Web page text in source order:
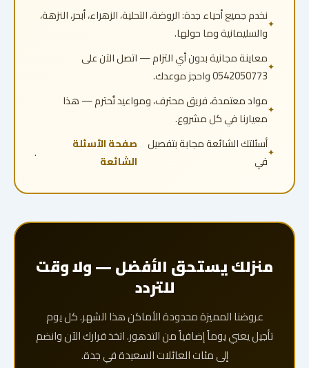
نخدم جميع أحياء جدة: الروضة، التحلية، الزهراء، أبحر، النزهة،
والسليمانية وما حولها.
معاينة مجانية بدون أي التزام — اتصل الآن على
0542050773 واحجز موعدك.
مواد معتمدة، فريق محترف، ومواعيد تُحترم — هذا
معيارنا في كل مشروع.
أسئلتك الشائعة مجابة بتفصيل
في
صفحة الأسئلة
الشائعة
.
منزلك يستحق الأفضل — ولا وقت
للتردد
عروضنا المميزة محدودة الأماكن هذا الشهر. كل يوم
تأجيل يعني يوماً إضافياً من التدهور. اتخذ قرارك الآن وانضم
إلى مئات العائلات السعيدة في جدة.